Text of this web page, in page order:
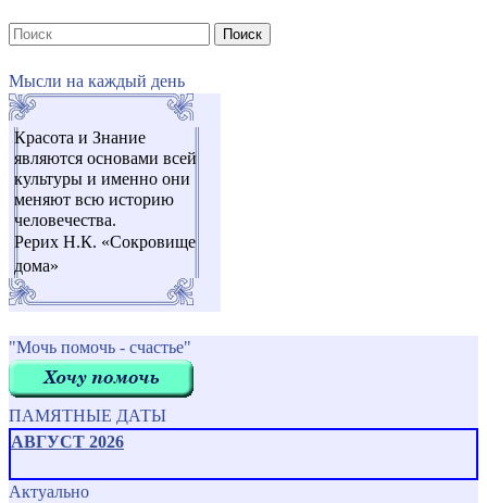
Поиск
Мысли на каждый день
Красота и Знание
являются основами всей
культуры и именно они
меняют всю историю
человечества.
Рерих Н.К. «Сокровище
дома»
"Мочь помочь - счастье"
ПАМЯТНЫЕ ДАТЫ
АВГУСТ 2026
Актуально